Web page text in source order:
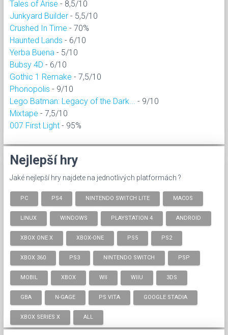
Tales of Arise - 8,5/10
Junkyard Builder - 5,5/10
Crushed In Time - 70%
Haunted Lands - 6/10
Yerba Buena - 5/10
Bubsy 4D - 6/10
Gothic 1 Remake - 7,5/10
Phonopolis - 9/10
Lego Batman: Legacy of the Dark...
- 9/10
Mixtape - 7,5/10
007 First Light - 95%
Nejlepší hry
Jaké nejlepší hry najdete na jednotlivých platformách ?
PC PS4 NINTENDO SWITCH LITE MACOS
LINUX WINDOWS PLAYSTATION 4 ANDROID
XBOX ONE X XBOX-ONE PS5 PS2
XBOX 360 PS3 NINTENDO SWITCH PSP
MOBIL XBOX WII WIIU 3DS
GBA N-GAGE PS VITA GOOGLE STADIA
XBOX SERIES X ALL